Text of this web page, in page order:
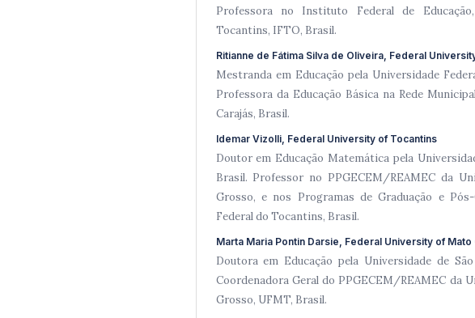
Professora no Instituto Federal de
Tocantins, IFTO, Brasil.
Ritianne de Fátima Silva de Oliveira, Federal
Mestranda em Educação pela Universidade
Professora da Educação Básica na Rede
Carajás, Brasil.
Idemar Vizolli, Federal University of Tocantins
Doutor em Educação Matemática pela
Brasil. Professor no PPGECEM/REAMEC da
Grosso, e nos Programas de Graduação e
Federal do Tocantins, Brasil.
Marta Maria Pontin Darsie, Federal University of Mato
Doutora em Educação pela Universidade de
Coordenadora Geral do PPGECEM/REAMEC da
Grosso, UFMT, Brasil.